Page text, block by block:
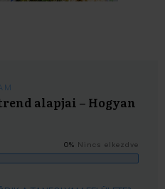
alapjai – Hogyan
0% Nincs elkezdve